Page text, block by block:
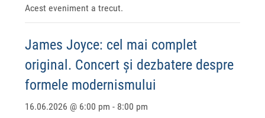
Acest eveniment a trecut.
James Joyce: cel mai complet
original. Concert și dezbatere despre
formele modernismului
16.06.2026 @ 6:00 pm - 8:00 pm